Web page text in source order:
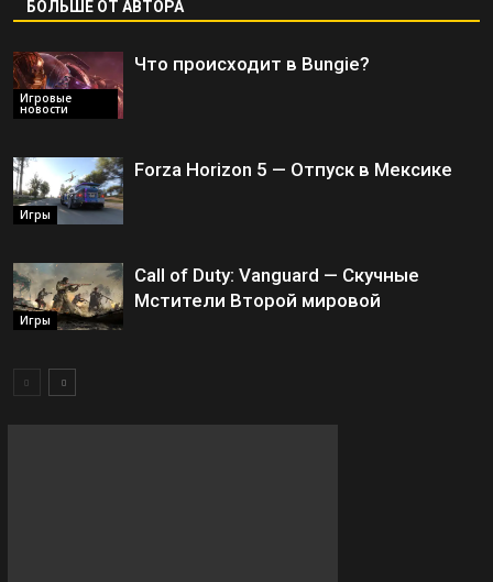
БОЛЬШЕ ОТ АВТОРА
Игровые
новости
Что происходит в Bungie?
Игры
Forza Horizon 5 — Отпуск в Мексике
Игры
Call of Duty: Vanguard — Скучные
Мстители Второй мировой